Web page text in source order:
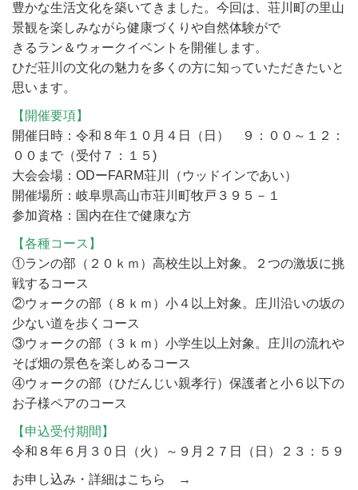
豊かな生活文化を築いてきました。今回は、荘川町の里山
景観を楽しみながら健康づくりや自然体験がで
きるラン＆ウォークイベントを開催します。
ひだ荘川の文化の魅力を多くの方に知っていただきたいと
思います。
【開催要項】
開催日時：令和８年１０月４日（日） ９：００～１２：
００まで（受付７：１５)
大会会場：ODーFARM荘川（ウッドインであい）
開催場所：岐阜県高山市荘川町牧戸３９５－１
参加資格：国内在住で健康な方
【各種コース】
①ランの部（２０ｋｍ）高校生以上対象。２つの激坂に挑
戦するコース
②ウォークの部（８ｋｍ）小４以上対象。庄川沿いの坂の
少ない道を歩くコース
③ウォークの部（３ｋｍ）小学生以上対象。庄川の流れや
そば畑の景色を楽しめるコース
④ウォークの部（ひだんじい親孝行）保護者と小６以下の
お子様ペアのコース
【申込受付期間】
令和８年６月３０日（火）～９月２７日（日）２３：５９
お申し込み・詳細はこちら →